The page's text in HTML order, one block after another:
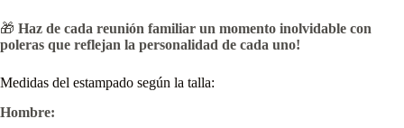
🎁 Haz de cada reunión familiar un momento inolvidable con
poleras que reflejan la personalidad de cada uno!
Medidas del estampado según la talla:
Hombre: